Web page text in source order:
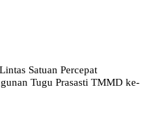
Satuan Percepat
Tugu Prasasti TMMD ke-